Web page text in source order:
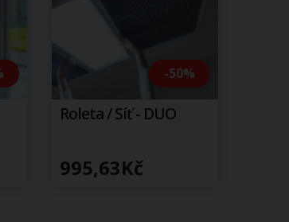
-50%
Roleta / Síť - DUO
995,63Kč